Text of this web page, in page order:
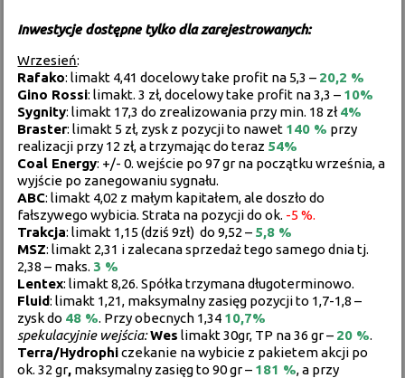
Inwestycje dostępne tylko dla zarejestrowanych:
Wrzesień:
Rafako: limakt 4,41 docelowy take profit na 5,3 – 20,2 %
Gino Rossi: limakt. 3 zł, docelowy take profit na 3,3 – 10%
Sygnity: limakt 17,3 do zrealizowania przy min. 18 zł4%
Braster: limakt 5 zł, zysk z pozycji to nawet 140 % przy
realizacji przy 12 zł, a trzymając do teraz 54%
Coal Energy: +/- 0. wejście po 97 gr na początku września, a
wyjście po zanegowaniu sygnału.
ABC: limakt 4,02 z małym kapitałem, ale doszło do
fałszywego wybicia. Strata na pozycji do ok. -5 %.
Trakcja: limakt 1,15 (dziś 9zł) do 9,52 – 5,8 %
MSZ: limakt 2,31 i zalecana sprzedaż tego samego dnia tj.
2,38 – maks.3 %
Lentex: limakt 8,26. Spółka trzymana długoterminowo.
Fluid: limakt 1,21, maksymalny zasięg pozycji to 1,7-1,8 –
zysk do 48 %. Przy obecnych 1,34 10,7%
spekulacyjnie wejścia:Wes limakt 30gr, TP na 36 gr – 20 %.
Terra/Hydrophiczekanie na wybicie z pakietem akcji po
ok. 32 gr, maksymalny zasięg to 90 gr – 181 %, a przy